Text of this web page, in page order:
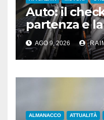
Auto: il
partenza e
motore
AGO 9, 2026
ALMANACCO ATTUALITÀ